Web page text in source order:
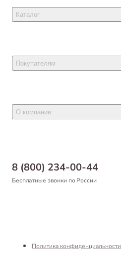
8 (800) 234-00-44
Бесплатные звонки по России
Каталог
Товары для собак
Товары для птиц
Покупателям
Новости
Самовывоз
Оформление заказа
О компании
Благотворительный фонд
Реквизиты
Политика конфиденциальности